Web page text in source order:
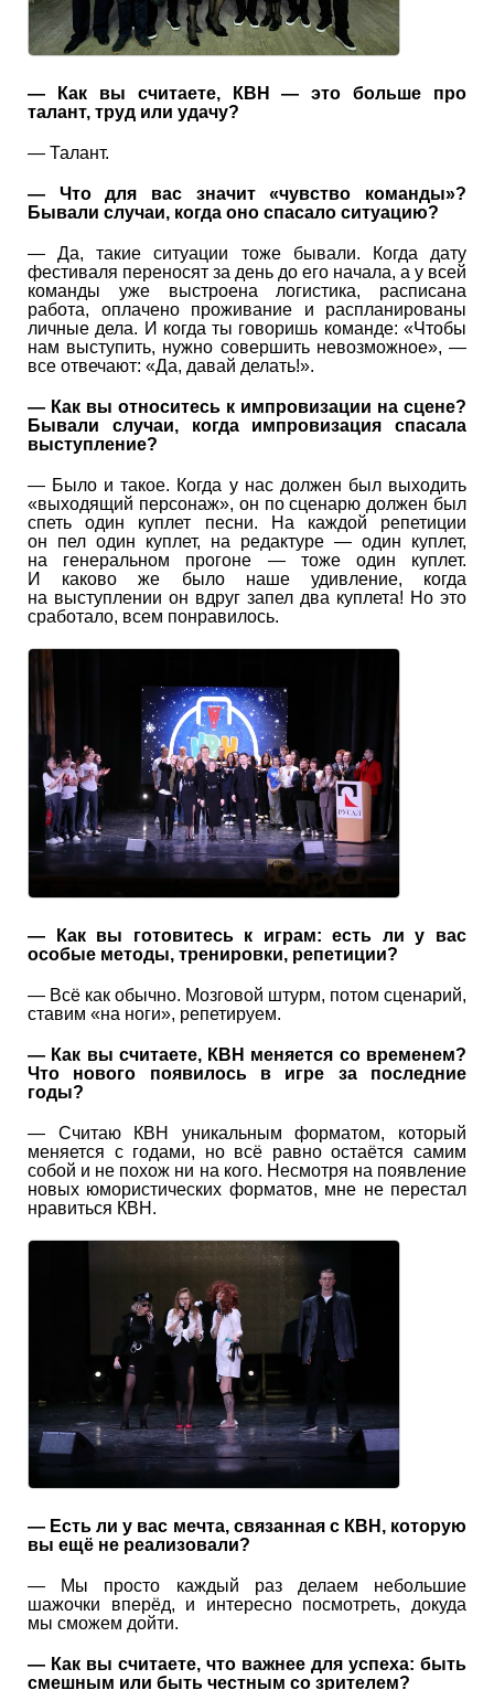
— Как вы считаете, КВН — это больше про
талант, труд или удачу?
— Талант.
— Что для вас значит «чувство команды»?
Бывали случаи, когда оно спасало ситуацию?
— Да, такие ситуации тоже бывали. Когда дату
фестиваля переносят за день до его начала, а у всей
команды уже выстроена логистика, расписана
работа, оплачено проживание и распланированы
личные дела. И когда ты говоришь команде: «Чтобы
нам выступить, нужно совершить невозможное», —
все отвечают: «Да, давай делать!».
— Как вы относитесь к импровизации на сцене?
Бывали случаи, когда импровизация спасала
выступление?
— Было и такое. Когда у нас должен был выходить
«выходящий персонаж», он по сценарю должен был
спеть один куплет песни. На каждой репетиции
он пел один куплет, на редактуре — один куплет,
на генеральном прогоне — тоже один куплет.
И каково же было наше удивление, когда
на выступлении он вдруг запел два куплета! Но это
сработало, всем понравилось.
— Как вы готовитесь к играм: есть ли у вас
особые методы, тренировки, репетиции?
— Всё как обычно. Мозговой штурм, потом сценарий,
ставим «на ноги», репетируем.
— Как вы считаете, КВН меняется со временем?
Что нового появилось в игре за последние
годы?
— Считаю КВН уникальным форматом, который
меняется с годами, но всё равно остаётся самим
собой и не похож ни на кого. Несмотря на появление
новых юмористических форматов, мне не перестал
нравиться КВН.
— Есть ли у вас мечта, связанная с КВН, которую
вы ещё не реализовали?
— Мы просто каждый раз делаем небольшие
шажочки вперёд, и интересно посмотреть, докуда
мы сможем дойти.
— Как вы считаете, что важнее для успеха: быть
смешным или быть честным со зрителем?